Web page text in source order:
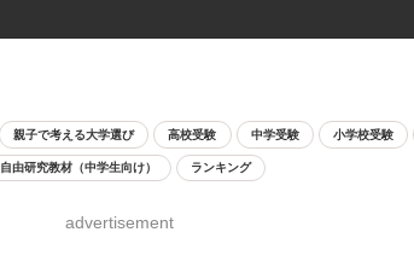
親子で考える大学選び 高校受験 中学受験 小学校受験
自由研究教材（中学生向け） ランキング
advertisement